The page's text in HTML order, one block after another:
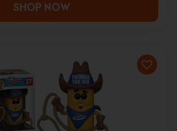
SHOP NOW